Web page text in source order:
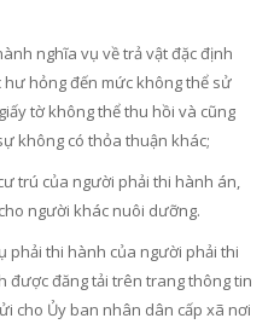
nghĩa vụ về trả vật đặc định
hỏng đến mức không thể sử
tờ không thể thu hồi và cũng
không có thỏa thuận khác;
trú của người phải thi hành án,
người khác nuôi dưỡng.
phải thi hành của người phải thi
được đăng tải trên trang thông tin
cho Ủy ban nhân dân cấp xã nơi